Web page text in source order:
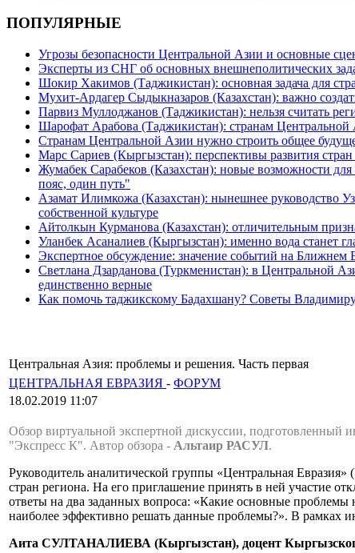
ПОПУЛЯРНЫЕ
Угрозы безопасности Центральной Азии и основные
Эксперты из СНГ об основных внешнеполитических
Шокир Хакимов (Таджикистан): основная задача для
Мухит-Ардагер Сыдыкназаров (Казахстан): важно
Парвиз Муллоджанов (Таджикистан): нельзя считать
Шарофат Арабова (Таджикистан): странам
Странам Центральной Азии нужно строить общее
Марс Сариев (Кыргызстан): перспективы развития
Жумабек Сарабеков (Казахстан): новые возможности
пояс, один путь"
Азамат Илимкожа (Казахстан): нынешнее руководство
собственной культуре
Айтолкын Курманова (Казахстан): отличительным
Уланбек Асаналиев (Кыргызстан): именно вода станет
Экспертное обсуждение: значение событий на
Светлана Дзарданова (Туркменистан): в Центральной
единственно верные
Как помочь таджикскому Бадахшану? Советы
Центральная Азия: проблемы и решения. Часть первая
ЦЕНТРАЛЬНАЯ ЕВРАЗИЯ - ФОРУМ
18.02.2019 11:07
Обзор виртуальной экспертной дискуссии, подготовленный
"Экспресс К". Автор обзора - Альтаир РАСУЛ.
Руководитель аналитической группы «Центральная
стран региона. На его приглашение принять в ней участие
ответы на два заданных вопроса: «Какие основные
наиболее эффективно решать данные проблемы?». В рамках
Аита СУЛТАНАЛИЕВА (Кыргызстан), доцент